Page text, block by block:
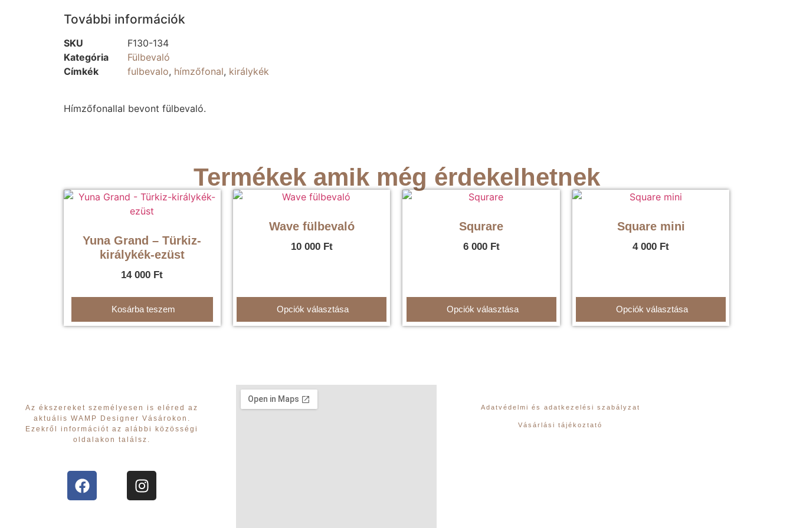
További információk
SKU
F130-134
Kategória
Fülbevaló
Címkék
fulbevalo, hímzőfonal, királykék
Hímzőfonallal bevont fülbevaló.
Termékek amik még érdekelhetnek
Yuna Grand – Türkiz-
királykék-ezüst
14 000 Ft
Kosárba teszem
Wave fülbevaló
10 000 Ft
Opciók választása
Squrare
6 000 Ft
Opciók választása
Square mini
4 000 Ft
Opciók választása
Az ékszereket személyesen is eléred az
aktuális WAMP Designer Vásárokon.
Ezekről információt az alábbi közösségi
oldalakon találsz.
Adatvédelmi és adatkezelési szabályzat
Vásárlási tájékoztató